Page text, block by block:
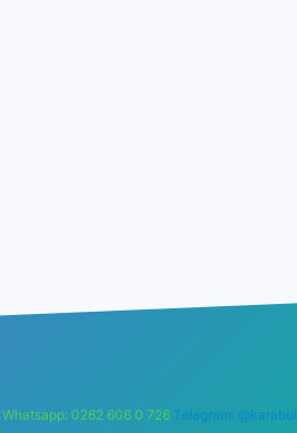
Whatsapp: 0262 606 0 726 Telegram: @karabul